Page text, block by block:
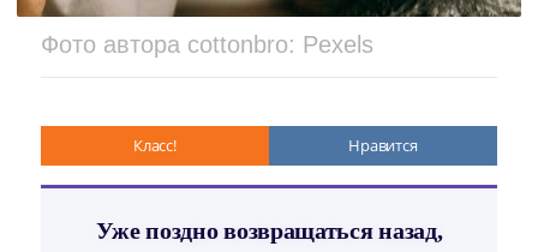
Фото автора cottonbro: Pexels
Класс! Нравится
Уже поздно возвращаться назад,